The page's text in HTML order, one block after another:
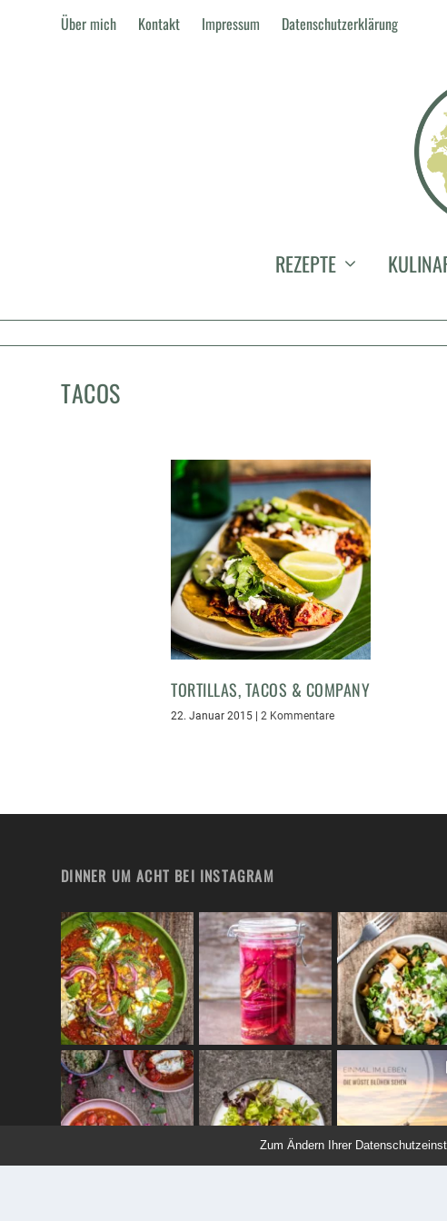
Über mich Kontakt Impressum Datenschutzerklärung
REZEPTE
TACOS
TORTILLAS, TACOS & COMPANY
22. Januar 2015 |2 Kommentare
DINNER UM ACHT BEI INSTAGRAM
Zum Ändern Ihrer